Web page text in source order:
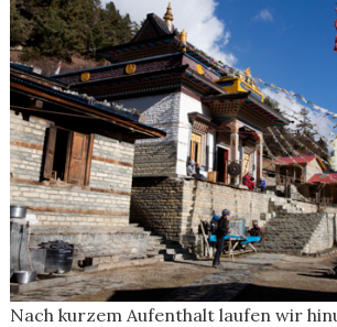
Nach kurzem Aufenthalt laufen wir